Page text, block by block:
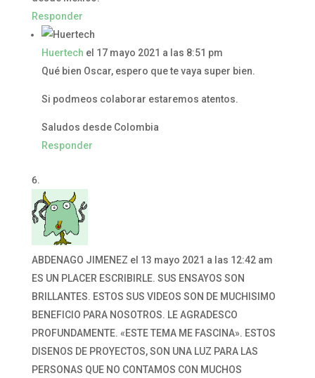
Responder
Huertech el 17 mayo 2021 a las 8:51 pm
Qué bien Oscar, espero que te vaya super bien.
Si podmeos colaborar estaremos atentos.
Saludos desde Colombia
Responder
ABDENAGO JIMENEZ el 13 mayo 2021 a las 12:42 am
ES UN PLACER ESCRIBIRLE. SUS ENSAYOS SON
BRILLANTES. ESTOS SUS VIDEOS SON DE MUCHISIMO
BENEFICIO PARA NOSOTROS. LE AGRADESCO
PROFUNDAMENTE. «ESTE TEMA ME FASCINA». ESTOS
DISENOS DE PROYECTOS, SON UNA LUZ PARA LAS
PERSONAS QUE NO CONTAMOS CON MUCHOS